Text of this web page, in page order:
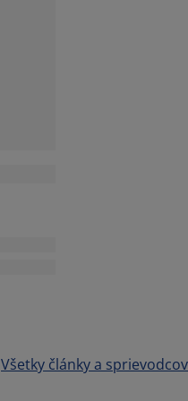
Všetky články a